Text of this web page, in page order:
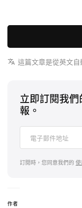
不言而喻，雙方
——而此刻正好趁
這篇文章是從英文自
立即訂閱我
報。
訂閱時，您同意我們的
作者